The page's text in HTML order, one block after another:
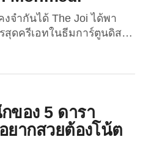
คุมโทนไปด้วยเช่นเดียวกัน
จำกันได้ The Joi ได้พา
สุดครีเอทในธีมการ์ตูนดิสนีย์
กครั้ง จากคุณแม่ “Laleh
ที่มักจะเปลี่ยน “อาหารเพื่อ
ดังกันบ้าง ต้องบอกเลยว่า
ต้นเพียงมีเป้าหมายเพื่อ
องเธอเท่านั้น แต่เมื่อเธอ
น Facebook ส่วนตัว ก็ได้
ของ 5 ดารา
ยากสวยต้องโน้ต